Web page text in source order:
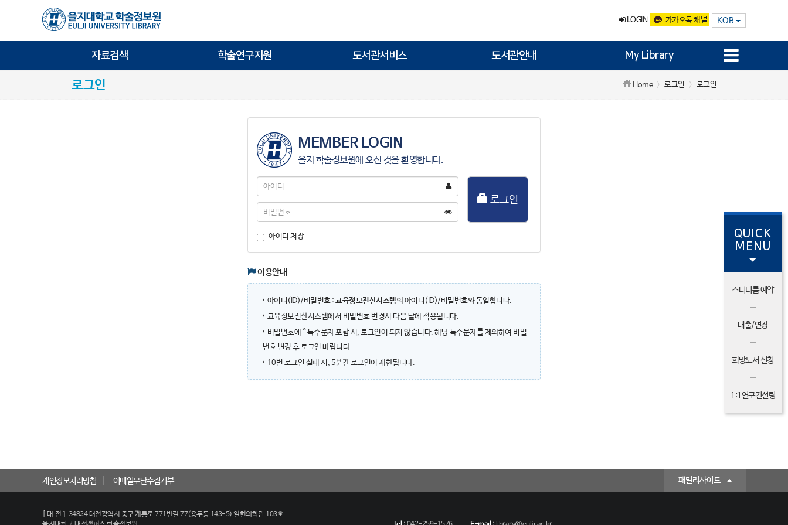
LOGIN 카카오톡 채널 KOR
자료검색 학술연구지원 도서관서비스 도서관안내 My Library
로그인 Home 로그인 로그인
MEMBER LOGIN
을지 학술정보원에 오신 것을 환영합니다.
아
디
비
호
로그인
아이디 저장
이용안내
아이디(ID)/비밀번호 : 교육정보전산시스템의 아이디(ID)/비밀번호와 동일합니다.
교육정보전산시스템에서 비밀번호 변경시 다음 날에 적용됩니다.
비밀번호에 ^ 특수문자 포함 시, 로그인이 되지 않습니다. 해당 특수문자를 제외하여 비밀
번호 변경 후 로그인 바랍니다.
10번 로그인 실패 시, 5분간 로그인이 제한됩니다.
QUICK
MENU
스터디룸 예약
대출/연장
희망도서 신청
1:1연구컨설팅
개인정보처리방침 이메일무단수집거부 패밀리사이트
[대전]
34824 대전광역시 중구 계룡로 771번길 77(용두동 143-5) 일현의학관 103호